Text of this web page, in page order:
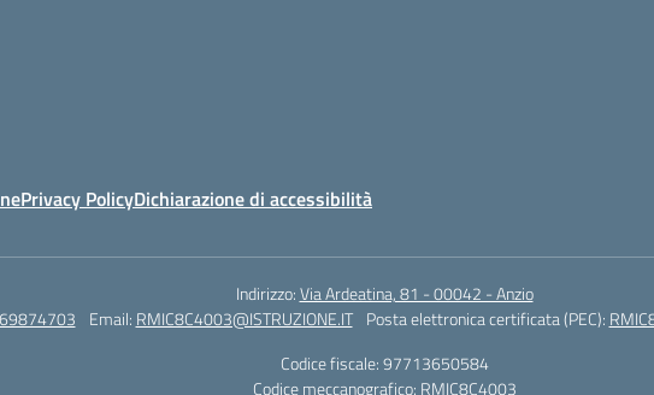
Privacy PolicyDichiarazione di accessibilità
Indirizzo:Via Ardeatina, 81 - 00042 - Anzio
Email: RMIC8C4003@ISTRUZIONE.IT Posta elettronica certificata (PEC):
Codice fiscale: 97713650584
Codice meccanografico: RMIC8C4003